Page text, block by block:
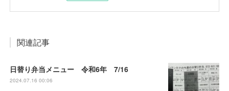
関連記事
日替り弁当メニュー 令和6年 7/16
2024.07.16 00:06